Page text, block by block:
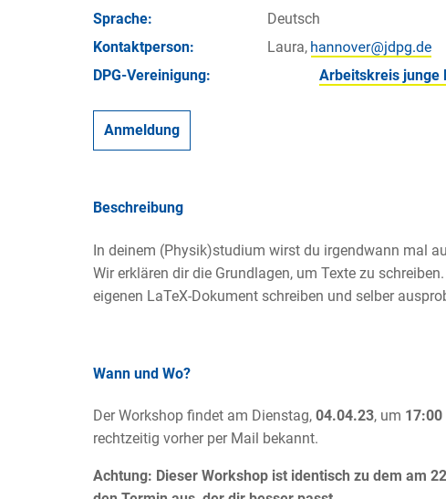
Sprache:
Deutsch
Kontakt­person:
Laura,
DPG-Vereinigung:
Arbeitskreis junge
Anmeldung
Beschreibung
In deinem (Physik)studium wirst du irgendwann mal
Wir erklären dir die Grundlagen, um Texte zu
eigenen LaTeX-Dokument schreiben und selber
Wann und Wo?
Der Workshop findet am Dienstag, 04.04.23, um
rechtzeitig vorher per Mail bekannt.
Achtung: Dieser Workshop ist identisch zu dem am